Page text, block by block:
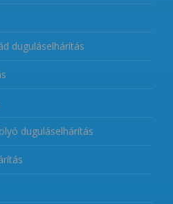
duguláselhárítás
duguláselhárítás